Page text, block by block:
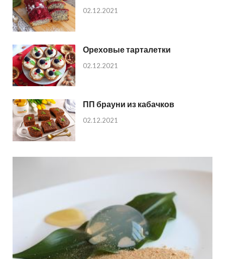
02.12.2021
Ореховые тарталетки
02.12.2021
ПП брауни из кабачков
02.12.2021